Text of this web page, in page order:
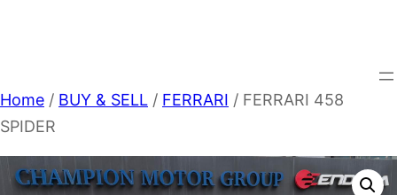
Home / BUY & SELL / FERRARI / FERRARI 458
SPIDER